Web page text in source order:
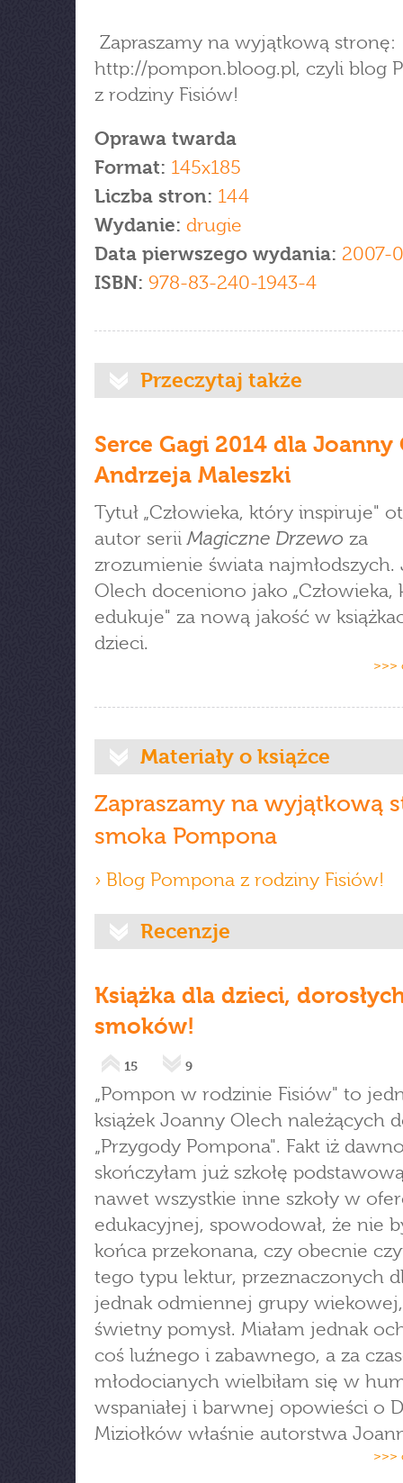
Zapraszamy na wyjątkową stronę:
http://pompon.bloog.pl, czyli blog
z rodziny Fisiów!
Oprawa twarda
Format: 145x185
Liczba stron: 144
Wydanie: drugie
Data pierwszego wydania: 2007-
ISBN: 978-83-240-1943-4
Przeczytaj także
Serce Gagi 2014 dla Joanny
Andrzeja Maleszki
Tytuł „Człowieka, który inspiruje"
autor seriiMagiczne Drzewo za
zrozumienie świata najmłodszych.
Olech doceniono jako „Człowieka,
edukuje" za nową jakość w
dzieci.
>>>
Materiały o książce
Zapraszamy na wyjątkową
smoka Pompona
› Blog Pompona z rodziny Fisiów!
Recenzje
Książka dla dzieci,
smoków!
15 9
„Pompon w rodzinie Fisiów" to
książek Joanny Olech należących
„Przygody Pompona". Fakt iż
skończyłam już szkołę
nawet wszystkie inne szkoły w
edukacyjnej, spowodował, że nie
końca przekonana, czy obecnie
tego typu lektur, przeznaczonych
jednak odmiennej grupy
świetny pomysł. Miałam jednak
coś luźnego i zabawnego, a za
młodocianych wielbiłam się w
wspaniałej i barwnej opowieści o
Miziołków właśnie autorstwa
>>>